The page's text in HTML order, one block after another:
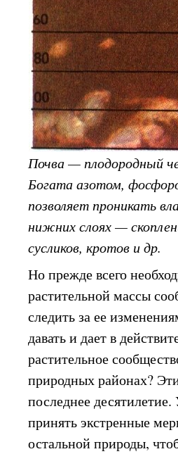
Почва — плодородный
Богата азотом,
позволяет проникать
нижних слоях —
сусликов, кротов и др.
Но прежде всего
растительной массы
следить за ее
давать и дает в
растительное
природных районах?
последнее
принять экстренные
остальной природы,